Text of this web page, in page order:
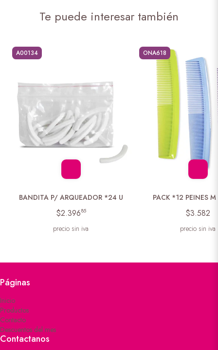
Te puede interesar también
A00134
BANDITA P/ ARQUEADOR *24 U
$2.39685
precio sin iva
ONA618
PACK *12 PEINES
$3.582
precio sin iva
Páginas
Inicio
Productos
Contacto
Descuentos del mes
Contactanos